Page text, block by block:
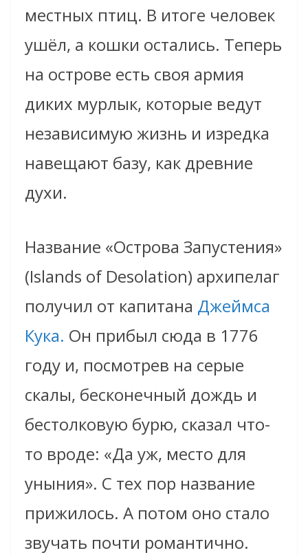
местных птиц. В итоге человек
ушёл, а кошки остались. Теперь
на острове есть своя армия
диких мурлык, которые ведут
независимую жизнь и изредка
навещают базу, как древние
духи.
Название «Острова Запустения»
(Islands of Desolation) архипелаг
получил от капитана Джеймса
Кука. Он прибыл сюда в 1776
году и, посмотрев на серые
скалы, бесконечный дождь и
бестолковую бурю, сказал что-
то вроде: «Да уж, место для
уныния». С тех пор название
прижилось. А потом оно стало
звучать почти романтично.